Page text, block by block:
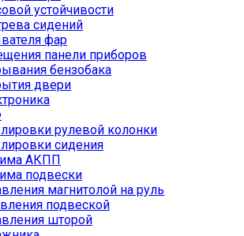
устойчивости
сидений
фар
панели приборов
бензобака
двери
рулевой колонки
сидения
АКПП
подвески
магнитолой на руль
подвеской
шторой